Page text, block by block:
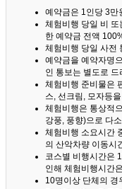
예약금은 1인당 3만
체험비행 당일 비
한 예약금 전액
체험비행 당일 사전
예약금을 예약자명
인 통보는 별도로
체험비행 준비물은
스, 선크림, 모자등
체험비행은 통상적
강풍, 풍향)으로 다
체험비행 소요시간
의 산악차량 이동시
코스별 비행시간은
인해 체험비행시간
10명이상 단체의 경